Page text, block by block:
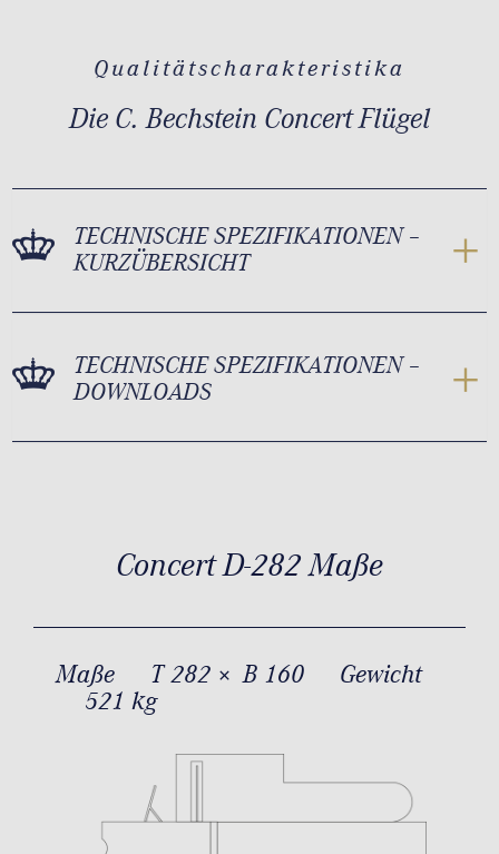
Qualitätscharakteristika
Die C. Bechstein Concert Flügel
TECHNISCHE SPEZIFIKATIONEN –
KURZÜBERSICHT
TECHNISCHE SPEZIFIKATIONEN –
DOWNLOADS
Concert D-282 Maße
Maße T 282 × B 160
Gewicht
521 kg